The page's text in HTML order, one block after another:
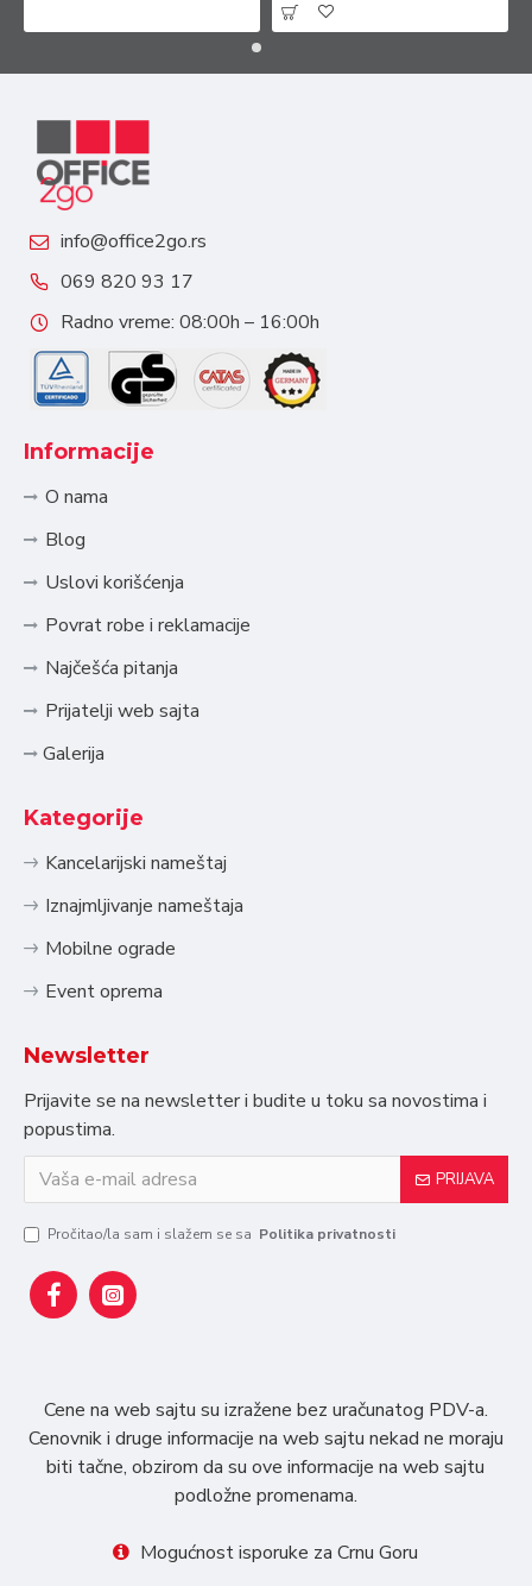
info@office2go.rs
069 820 93 17
Radno vreme: 08:00h – 16:00h
Informacije
O nama
Blog
Uslovi korišćenja
Povrat robe i reklamacije
Najčešća pitanja
Prijatelji web sajta
Galerija
Kategorije
Kancelarijski nameštaj
Iznajmljivanje nameštaja
Mobilne ograde
Event oprema
Newsletter
Prijavite se na newsletter i budite u toku sa novostima i
popustima.
PRIJAVA
Pročitao/la sam i slažem se sa Politika privatnosti
Cene na web sajtu su izražene bez uračunatog PDV-a.
Cenovnik i druge informacije na web sajtu nekad ne moraju
biti tačne, obzirom da su ove informacije na web sajtu
podložne promenama.
Mogućnost isporuke za Crnu Goru